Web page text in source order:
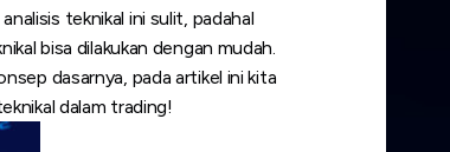
teknikal ini sulit, padahal
bisa dilakukan dengan mudah.
dasarnya, pada artikel ini kita
dalam trading!